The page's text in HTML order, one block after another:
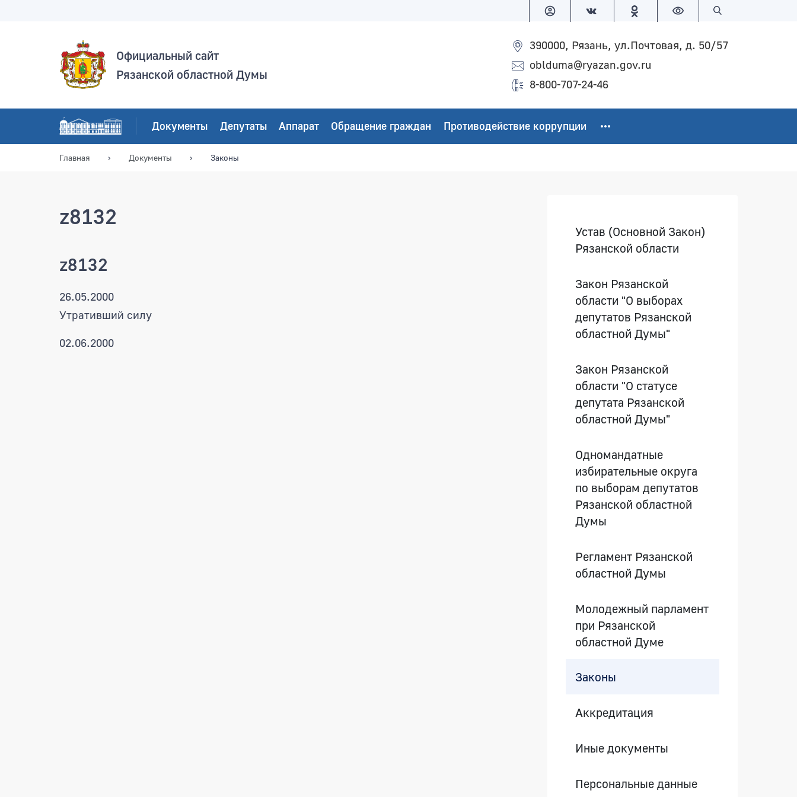
Версия для слабовидящих
Официальный сайт
Рязанской областной Думы
390000, Рязань, ул.Почтовая, д. 50/57
oblduma@ryazan.gov.ru
8-800-707-24-46
Документы Депутаты Аппарат Обращение граждан Противодействие коррупции
Главная Документы Законы
z8132
z8132
26.05.2000
Утративший силу
02.06.2000
Устав (Основной Закон)
Рязанской области
Закон Рязанской
области "О выборах
депутатов Рязанской
областной Думы"
Закон Рязанской
области "О статусе
депутата Рязанской
областной Думы"
Одномандатные
избирательные округа
по выборам депутатов
Рязанской областной
Думы
Регламент Рязанской
областной Думы
Молодежный парламент
при Рязанской
областной Думе
Законы
Аккредитация
Иные документы
Персональные данные